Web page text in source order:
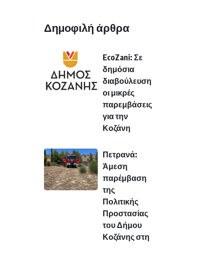
Δημοφιλή άρθρα
EcoZani: Σε
δημόσια
διαβούλευση
οι μικρές
παρεμβάσεις
για την
Κοζάνη
Πετρανά:
Άμεση
παρέμβαση
της
Πολιτικής
Προστασίας
του Δήμου
Κοζάνης στη